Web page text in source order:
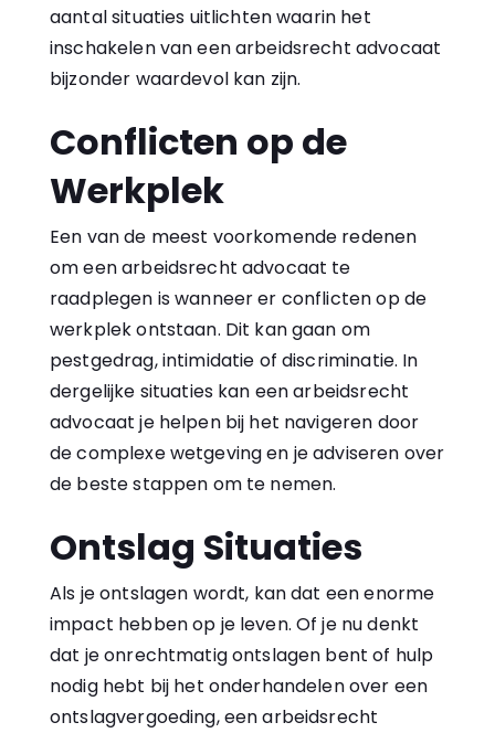
aantal situaties uitlichten waarin het
inschakelen van een arbeidsrecht advocaat
bijzonder waardevol kan zijn.
Conflicten op de
Werkplek
Een van de meest voorkomende redenen
om een arbeidsrecht advocaat te
raadplegen is wanneer er conflicten op de
werkplek ontstaan. Dit kan gaan om
pestgedrag, intimidatie of discriminatie. In
dergelijke situaties kan een arbeidsrecht
advocaat je helpen bij het navigeren door
de complexe wetgeving en je adviseren over
de beste stappen om te nemen.
Ontslag Situaties
Als je ontslagen wordt, kan dat een enorme
impact hebben op je leven. Of je nu denkt
dat je onrechtmatig ontslagen bent of hulp
nodig hebt bij het onderhandelen over een
ontslagvergoeding, een arbeidsrecht